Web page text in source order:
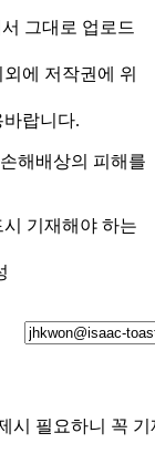
그대로 업로드
에 저작권에 위
랍니다.
해배상의 피해를
기재해야 하는
시 필요하니 꼭